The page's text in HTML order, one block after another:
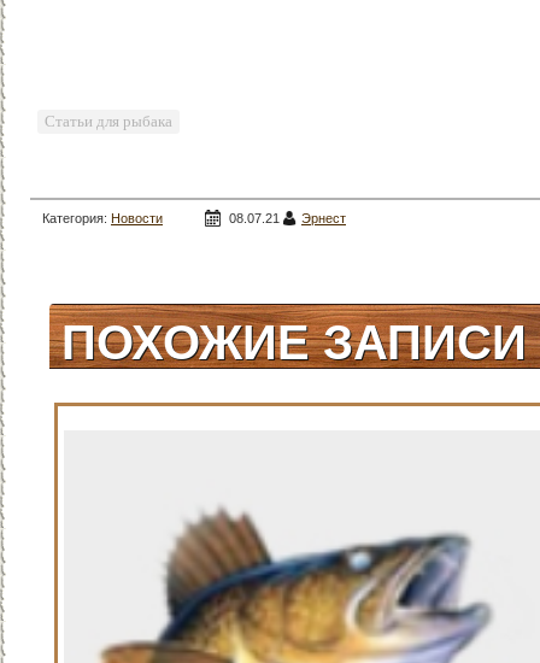
Статьи для рыбака
Категория: Новости
Щука/Полезные советы
Судак /Статьи для
рыбака
08.07.21 Эрнест
ПОХОЖИЕ ЗАПИСИ